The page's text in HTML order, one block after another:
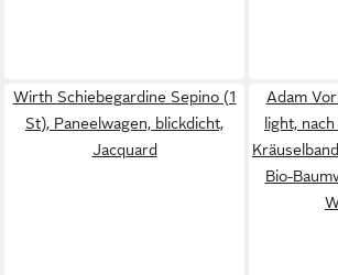
Wirth Schiebegardine Sepino (1
St), Paneelwagen, blickdicht,
Jacquard
Adam
light,
Bio-